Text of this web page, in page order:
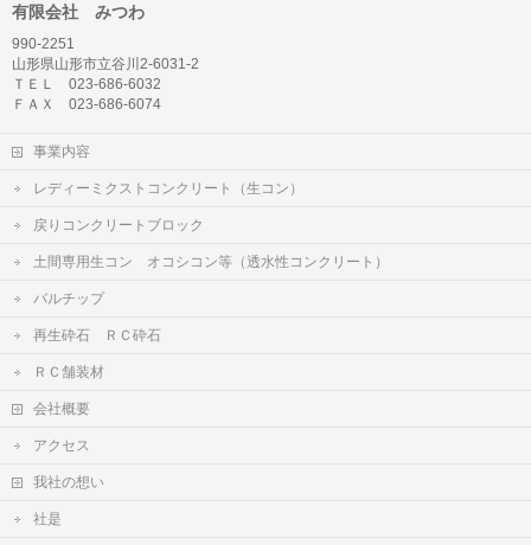
有限会社 みつわ
990-2251
山形県山形市立谷川2-6031-2
ＴＥＬ 023-686-6032
ＦＡＸ 023-686-6074
事業内容
レディーミクストコンクリート（生コン）
戻りコンクリートブロック
土間専用生コン オコシコン等（透水性コンクリート）
バルチップ
再生砕石 ＲＣ砕石
ＲＣ舗装材
会社概要
アクセス
我社の想い
社是